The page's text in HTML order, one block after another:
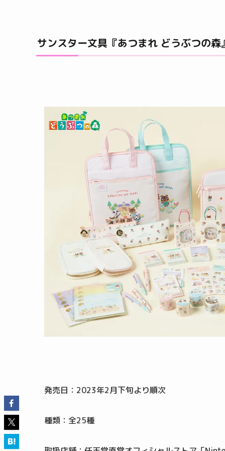
サンスター文具『あつまれ どうぶつの森
発売日：2023年2月下旬より順次
種類：全25種